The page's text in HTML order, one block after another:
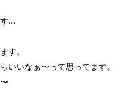
す…
す。
いいなぁ〜って思ってます。